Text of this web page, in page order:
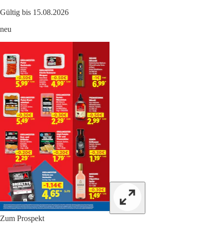
Gültig bis 15.08.2026
neu
Zum Prospekt